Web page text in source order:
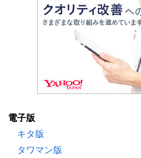
電子版
キタ版
タワマン版